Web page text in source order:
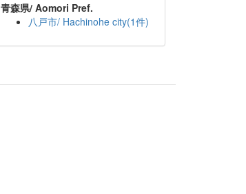
青森県/ Aomori Pref.
八戸市/ Hachinohe city(1件)